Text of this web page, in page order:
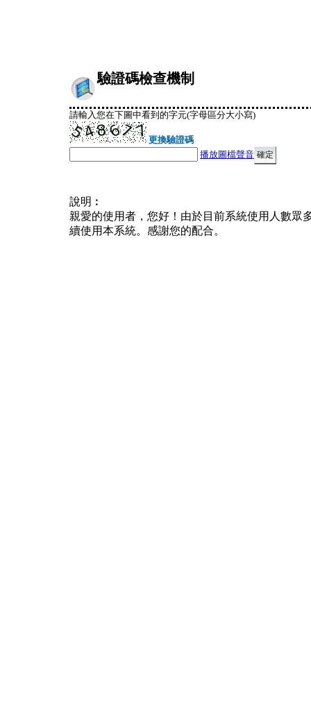
驗證碼檢查機制
請輸入您在下圖中看到的字元(字母區分大小寫)
更換驗證碼
播放圖檔聲音
說明︰
親愛的使用者，您好！由於目前系統使用人數眾
續使用本系統。感謝您的配合。